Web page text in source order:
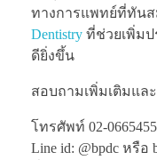
ทางการแพทย์ที่ทันส
Dentistry ที่ช่วยเพิ่ม
ดียิ่งขึ้น
สอบถามเพิ่มเติมแล
โทรศัพท์ 02-0665455
Line id: @bpdc หรือ